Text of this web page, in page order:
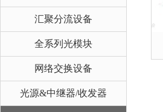
汇聚分流设备
全系列光模块
网络交换设备
光源&中继器/收发器